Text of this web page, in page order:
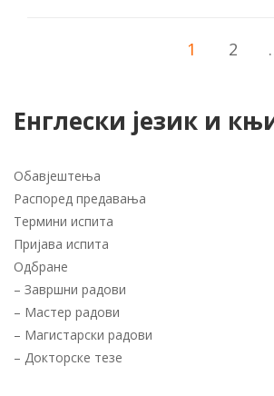
1 2
Енглески језик и
Обавјештења
Распоред предавања
Термини испита
Пријава испита
Одбране
– Завршни радови
– Мастер радови
– Магистарски радови
– Докторске тезе